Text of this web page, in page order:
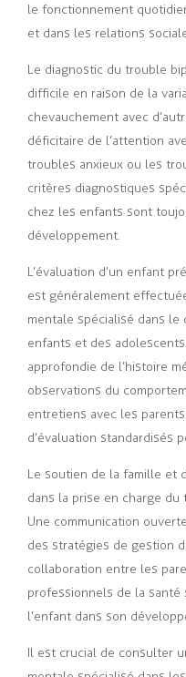
le fonctionnement
et dans les relations
Le diagnostic du trouble
difficile en raison de la
chevauchement avec
déficitaire de l’attention
troubles anxieux ou les
critères diagnostiques
chez les enfants sont
développement.
L’évaluation d’un enfant
est généralement
mentale spécialisé dans
enfants et des
approfondie de l’histoire
observations du
entretiens avec les
d’évaluation standardisés
Le soutien de la famille et
dans la prise en charge du
Une communication
des stratégies de gestion
collaboration entre les
professionnels de la
l’enfant dans son
Il est crucial de consulter